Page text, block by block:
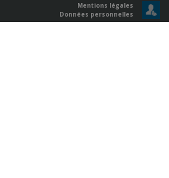
Mentions légales
Données personnelles